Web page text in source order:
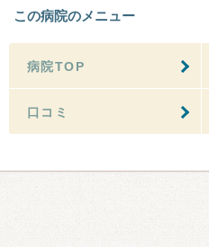
この病院のメニュー
病院TOP
口コミ